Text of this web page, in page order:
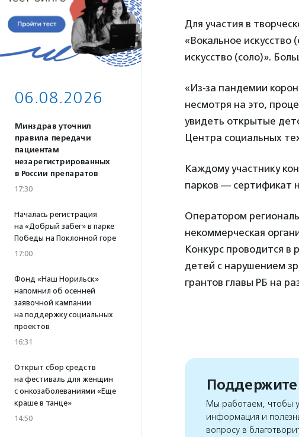
06.08.2026
Минздрав уточнил
правила передачи
пациентам
незарегистрированных
в России препаратов
17:30
Началась регистрация
на «Добрый забег» в парке
Победы на Поклонной горе
17:00
Фонд «Наш Норильск»
напомнил об осенней
заявочной кампании
на поддержку социальных
проектов
16:31
Открыт сбор средств
на фестиваль для женщин
с онкозаболеваниями «Еще
краше в танце»
14:50
Для участия в
«Вокальное искусство
искусство (соло)».
«Из-за пандемии
несмотря на это,
увидеть открытые
Центра социальных
Каждому участнику
парков — сертификат
Оператором
некоммерческая
Конкурс проводится
детей с нарушением
грантов главы РБ на
Мы работаем, чтобы у
информация и
вопросу в